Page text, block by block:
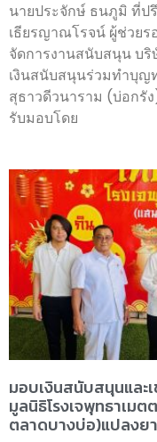
นายประจักษ์ ธนภูมิ ที่ป
เธียรญาณโรจน์ ผู้ช่วย
จัดการงานสนับสนุน บ
เงินสนับสนุนร่วมทำบุญ
สุธาวดีวนาราม (บ่อกรั
รับมอบโดย
มอบเงินสนับสนุนแล
มูลนิธิโรงเจพุทธาเม
ตลาดบางบ่อ)แปลงย